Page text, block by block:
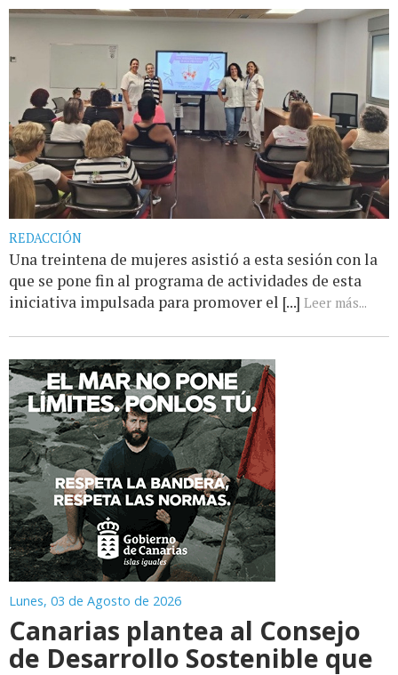
REDACCIÓN
Una treintena de mujeres asistió a esta sesión con la
que se pone fin al programa de actividades de esta
iniciativa impulsada para promover el [...] Leer más...
Lunes, 03 de Agosto de 2026
Canarias plantea al Consejo
de Desarrollo Sostenible que